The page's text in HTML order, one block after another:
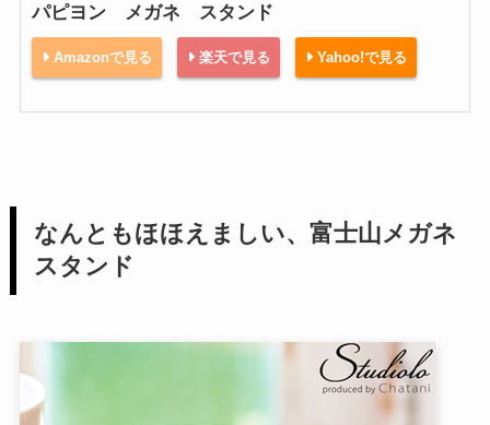
パピヨン メガネ スタンド
Amazonで見る 楽天で見る Yahoo!で見る
なんともほほえましい、富士山メガネ
スタンド